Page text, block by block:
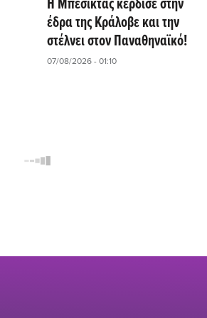
Η Μπεσίκτας κέρδισε στην
έδρα της Κράλοβε και την
στέλνει στον Παναθηναϊκό!
07/08/2026 - 01:10